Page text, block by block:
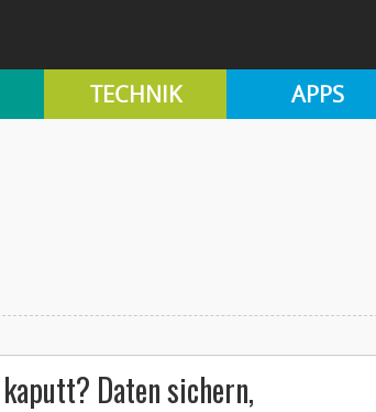
TECHNIK APPS
Daten sichern,